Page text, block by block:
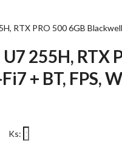
RTX PRO 500 6GB
255H, RTX
+ BT, FPS,
Ks: